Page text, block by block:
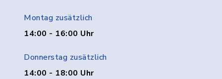
Montag zusätzlich
14:00 - 16:00 Uhr
Donnerstag zusätzlich
14:00 - 18:00 Uhr